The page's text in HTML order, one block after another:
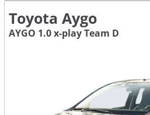
Toyota Aygo
AYGO 1.0 x-play Team D